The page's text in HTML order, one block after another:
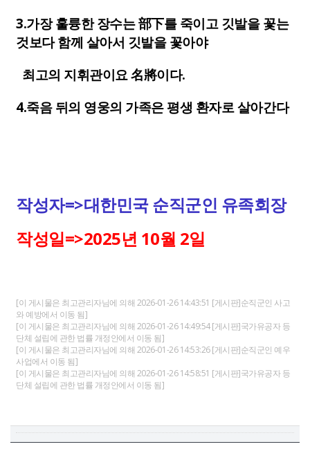
3.가장 훌륭한 장수는 部下를 죽이고 깃발을 꽃는
것보다 함께 살아서 깃발을 꽃아야
최고의 지휘관이요 名將이다.
4.죽음 뒤의 영웅의 가족은 평생 환자로 살아간다
작성자=>대한민국 순직군인 유족회장
작성일=>2025년 10월 2일
[이 게시물은 최고관리자님에 의해 2026-01-26 14:43:51 [게시판]순직군인 사고
와 예방에서 이동 됨]
[이 게시물은 최고관리자님에 의해 2026-01-26 14:49:54 [게시판]국가유공자 등
단체 설립에 관한 법률 개정안에서 이동 됨]
[이 게시물은 최고관리자님에 의해 2026-01-26 14:53:26 [게시판]순직군인 예우
사업에서 이동 됨]
[이 게시물은 최고관리자님에 의해 2026-01-26 14:58:51 [게시판]국가유공자 등
단체 설립에 관한 법률 개정안에서 이동 됨]